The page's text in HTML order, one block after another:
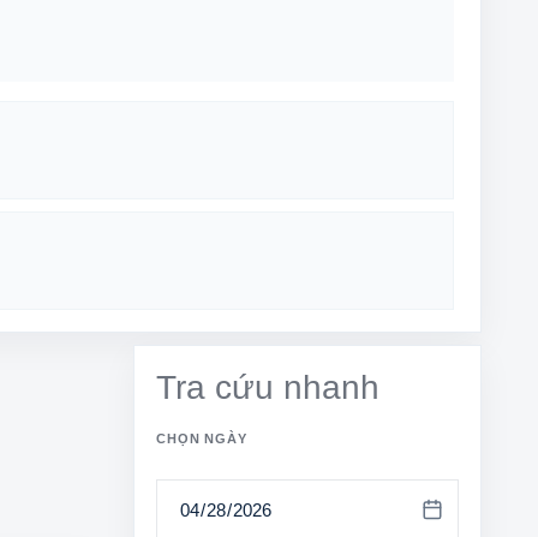
Tra cứu nhanh
CHỌN NGÀY